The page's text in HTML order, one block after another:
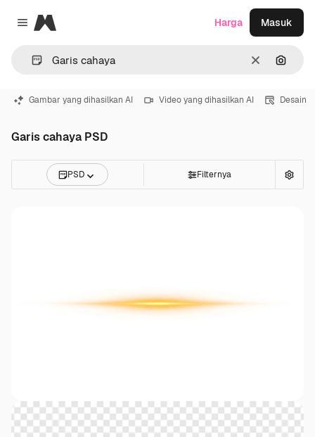
Close menu
Magnific
Jernih
Harga Masuk
Gambar yang dihasilkan AI Video yang dihasilkan AI Desain
Garis cahaya PSD
PSD Filternya